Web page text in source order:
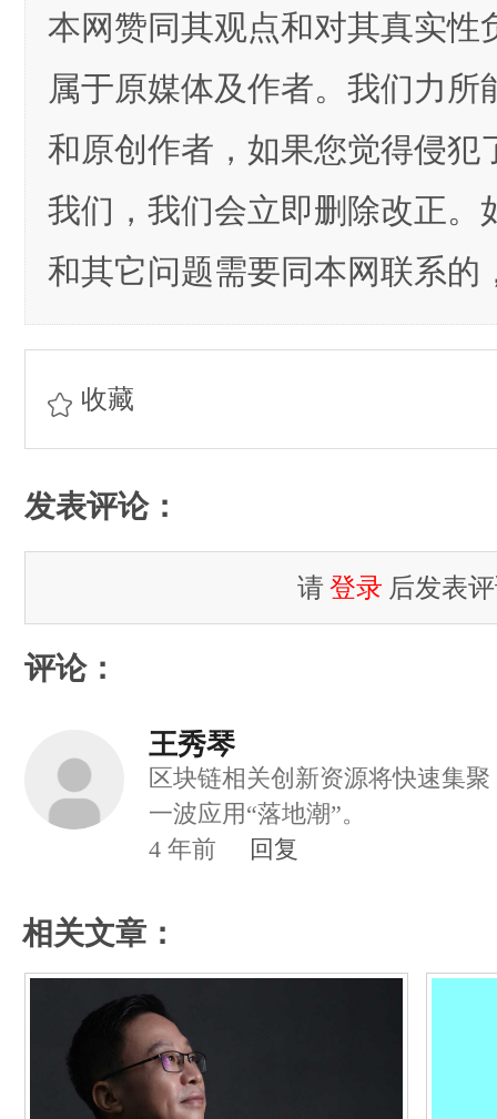
本网赞同其观点和对其真实性
属于原媒体及作者。我们力所
和原创作者，如果您觉得侵犯
我们，我们会立即删除改正。
和其它问题需要同本网联系的
收藏
发表评论：
请 登录 后发表
评论：
王秀琴
区块链相关创新资源将快速集
一波应用“落地潮”。
4 年前 回复
相关文章：